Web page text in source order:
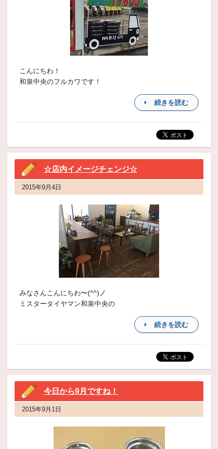
こんにちわ！
和泉中央のフルカワです！
続きを読む
☆店内イメージチェンジ☆
2015年9月4日
みなさんこんにちわ〜(^^)ノ
ミスタータイヤマン和泉中央の
続きを読む
今日から9月ですね！
2015年9月1日